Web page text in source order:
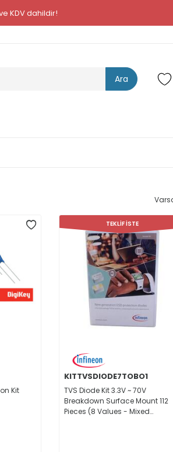
KDV dahildir!
Ara
Kit
TEKLİF İSTE
KITTVSDIODE7TOBO1
TVS Diode Kit 3.3V ~ 70V
Breakdown Surface Mount 112
Pieces (8 Values - Mixed